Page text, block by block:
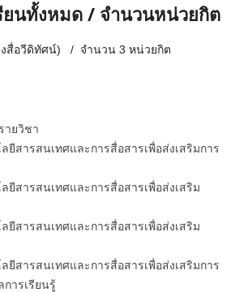
ยนทั้งหมด / จำนวนหน่วยกิต
งสื่อวีดิทัศน์) / จำนวน 3 หน่วยกิต
ายวิชา
ยีสารสนเทศและการสื่อสารเพื่อส่งเสริมการ
ยีสารสนเทศและการสื่อสารเพื่อส่งเสริม
ยีสารสนเทศและการสื่อสารเพื่อส่งเสริม
ยีสารสนเทศและการสื่อสารเพื่อส่งเสริมการ
ารเรียนรู้